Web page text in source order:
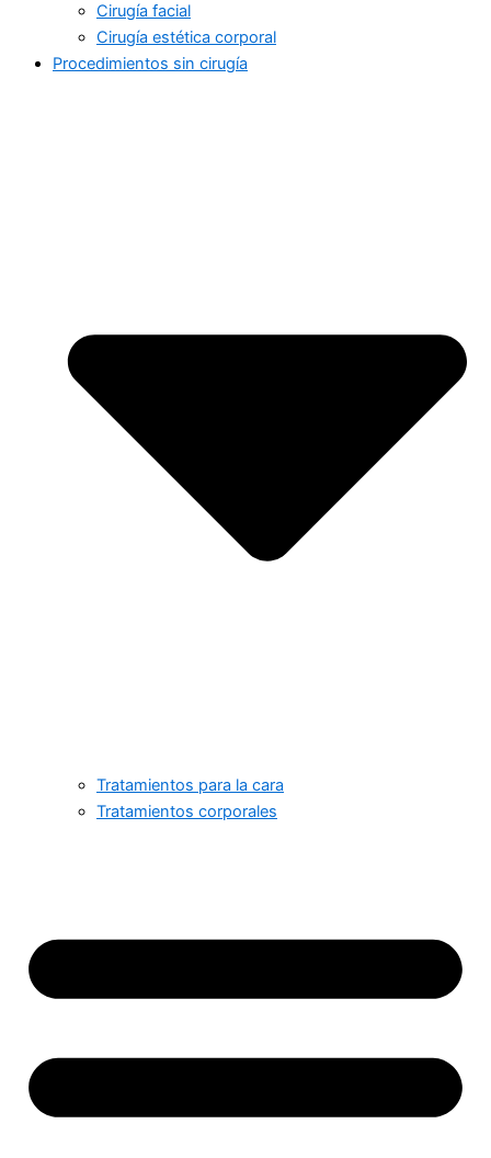
Cirugía facial
Cirugía estética corporal
Procedimientos sin cirugía
Tratamientos para la cara
Tratamientos corporales